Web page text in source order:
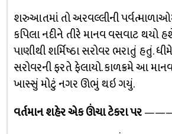
શરુઆતમાં તો અરવલ્લીની
કપિલા નદીને તીરે માનવ વસવાટ થયો
પાણીથી શર્મિષ્ઠા સરોવર ભરાતું હતું.
સરોવરની ફરતે ફેલાયો. કાળક્રમે આ
ખાસ્સું મોટું નગર ઊભું થઇ ગયું.
વર્તમાન શહેર એક ઊંચા ટેકરા પર